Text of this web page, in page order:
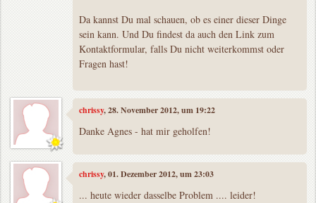
Da kannst Du mal schauen, ob es einer dieser Dinge
sein kann. Und Du findest da auch den Link zum
Kontaktformular, falls Du nicht weiterkommst oder
Fragen hast!
chrissy, 28. November 2012, um 19:22
Danke Agnes - hat mir geholfen!
chrissy, 01. Dezember 2012, um 23:03
... heute wieder dasselbe Problem .... leider!